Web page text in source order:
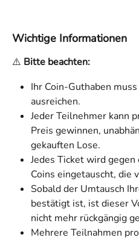
Wichtige Informationen
⚠️ Bitte beachten:
Ihr Coin-Guthaben
ausreichen.
Jeder Teilnehmer kann
Preis gewinnen,
gekauften Lose.
Jedes Ticket wird
Coins eingetauscht, die
Sobald der Umtausch
bestätigt ist, ist dieser
nicht mehr rückgängig
Mehrere Teilnahmen